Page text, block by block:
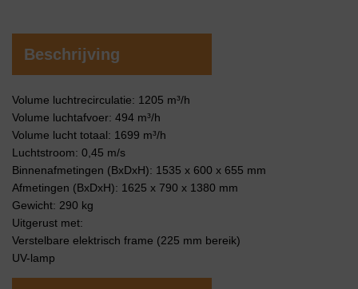
Beschrijving
Volume luchtrecirculatie: 1205 m³/h
Volume luchtafvoer: 494 m³/h
Volume lucht totaal: 1699 m³/h
Luchtstroom: 0,45 m/s
Binnenafmetingen (BxDxH): 1535 x 600 x 655 mm
Afmetingen (BxDxH): 1625 x 790 x 1380 mm
Gewicht: 290 kg
Uitgerust met:
Verstelbare elektrisch frame (225 mm bereik)
UV-lamp